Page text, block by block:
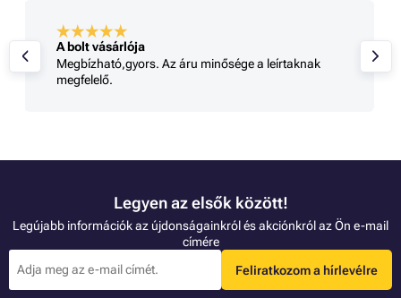
A bolt vásárlója
Megbízható,gyors. Az áru minősége a leírtaknak
megfelelő.
Legyen az elsők között!
Legújabb információk az újdonságainkról és akciónkról az Ön e-mail
címére
Feliratkozom a hírlevélre